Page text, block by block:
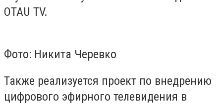
OTAU TV.
Фото: Никита Черевко
Также реализуется проект по внедрению
цифрового эфирного телевидения в